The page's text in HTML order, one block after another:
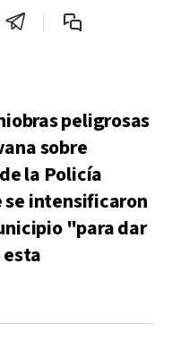
peligrosas
sobre
la Policía
se intensificaron
"para dar